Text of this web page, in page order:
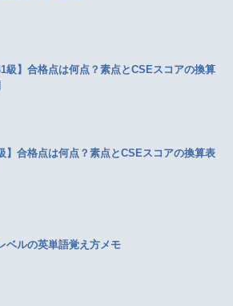
1級】合格点は何点？素点とCSEスコアの換算
】合格点は何点？素点とCSEスコアの換算表
ベルの英単語覚え方メモ